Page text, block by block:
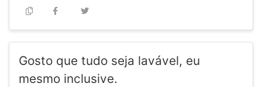
Gosto que tudo seja lavável, eu
mesmo inclusive.